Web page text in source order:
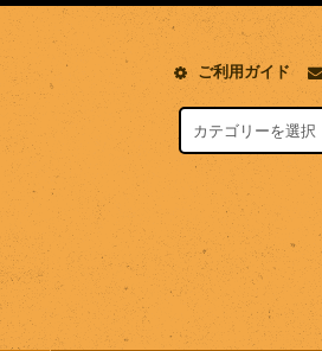
ご利用ガイド